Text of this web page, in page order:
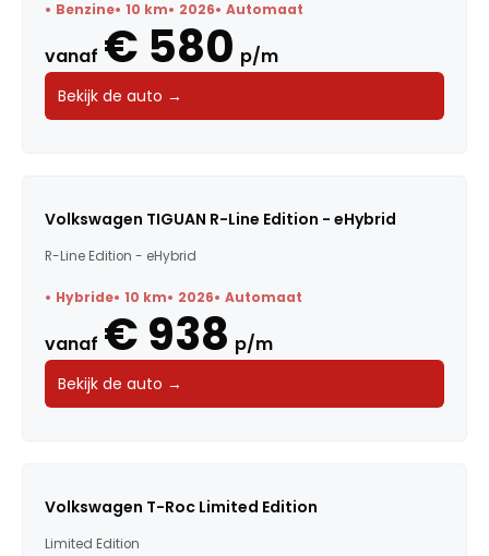
Benzine 10 km 2026 Automaat
vanaf € 580 p/m
Bekijk de auto →
Volkswagen TIGUAN R-Line Edition - eHybrid
R-Line Edition - eHybrid
Hybride 10 km 2026 Automaat
vanaf € 938 p/m
Bekijk de auto →
Volkswagen T-Roc Limited Edition
Limited Edition